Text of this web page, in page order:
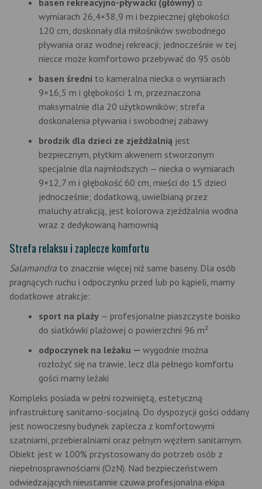
wymiarach 26,4×38,9 m i bezpiecznej głębokości
120 cm, doskonały dla miłośników swobodnego
pływania oraz wodnej rekreacji; jednocześnie w tej
niecce może komfortowo przebywać do 95 osób
basen średni to kameralna niecka o wymiarach
9×16,5 m i głębokości 1 m, przeznaczona
maksymalnie dla 20 użytkowników; strefa
doskonalenia pływania i swobodnej zabawy
brodzik dla dzieci ze zjeżdżalnią jest
bezpiecznym, płytkim akwenem stworzonym
specjalnie dla najmłodszych — niecka o wymiarach
9×12,7 m i głębokość 60 cm, mieści do 15 dzieci
jednocześnie; dodatkową, uwielbianą przez
maluchy atrakcją, jest kolorowa zjeżdżalnia wodna
wraz z dedykowaną hamownią
Strefa relaksu i zaplecze komfortu
Salamandrato znacznie więcej niż same baseny. Dla osób
pragnących ruchu i odpoczynku przed lub po kąpieli, mamy
dodatkowe atrakcje:
sport na plaży — profesjonalne piaszczyste boisko
do siatkówki plażowej o powierzchni 96 m²
odpoczynek na leżaku — wygodnie można
rozłożyć się na trawie, lecz dla pełnego komfortu
gości mamy leżaki
Kompleks posiada w pełni rozwiniętą, estetyczną
infrastrukturę sanitarno-socjalną. Do dyspozycji gości oddany
jest nowoczesny budynek zaplecza z komfortowymi
szatniami, przebieralniami oraz pełnym węzłem sanitarnym.
Obiekt jest w 100% przystosowany do potrzeb osób z
niepełnosprawnościami (OzN). Nad bezpieczeństwem
odwiedzających nieustannie czuwa profesjonalna ekipa